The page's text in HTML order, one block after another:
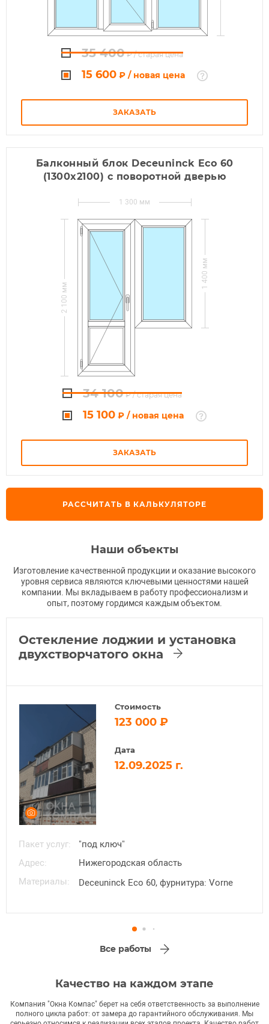
35 400 ₽/ старая цена
15 600 ₽ / новая цена
ЗАКАЗАТЬ
Балконный блок Deceuninck Eco 60
(1300x2100) с поворотной дверью
2 100
1 400
1 300
34 100 ₽/ старая цена
15 100 ₽ / новая цена
ЗАКАЗАТЬ
РАССЧИТАТЬ В КАЛЬКУЛЯТОРЕ
Наши объекты
Изготовление качественной продукции и оказание высокого
уровня сервиса являются ключевыми ценностями нашей
компании. Мы вкладываем в работу профессионализм и
опыт, поэтому гордимся каждым объектом.
Остекление лоджии и установка
двухстворчатого окна
Стоимость
123 000
Дата
12.09.2025
Пакет услуг:
"под ключ"
Адрес:
Нижегородская область
Материалы:
Deceuninck Eco 60, фурнитура: Vorne
Все работы
Качество на каждом этапе
Компания "Окна Компас" берет на себя ответственность за выполнение
полного цикла работ: от замера до гарантийного обслуживания. Мы